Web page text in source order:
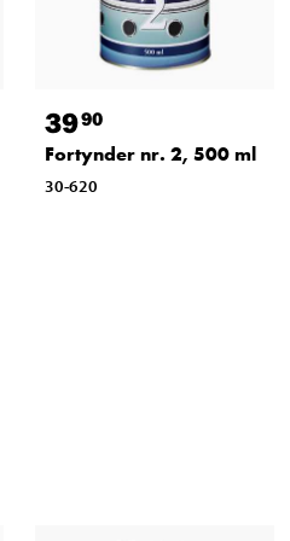
3990
Fortynder nr. 2, 500 ml
30-620